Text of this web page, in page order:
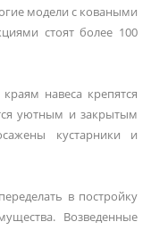
модели с коваными
стоят более 100
навеса крепятся
уютным и закрытым
кустарники и
в постройку
Возведенные